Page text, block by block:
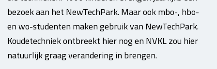
bezoek aan het NewTechPark. Maar ook mbo-, hbo-
en wo-studenten maken gebruik van NewTechPark.
Koudetechniek ontbreekt hier nog en NVKL zou hier
natuurlijk graag verandering in brengen.